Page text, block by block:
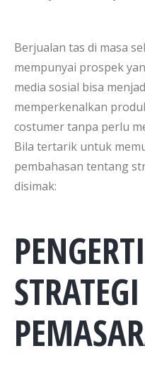
Berjualan tas di masa
mempunyai prospek
media sosial bisa
memperkenalkan
costumer tanpa perlu
Bila tertarik untuk
pembahasan tentang
disimak:
STRATEGI